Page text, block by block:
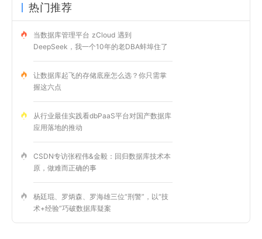
热门推荐
当数据库管理平台 zCloud 遇到
DeepSeek，我一个10年的老DBA蚌埠住了
让数据库起飞的存储底座怎么选？你只需掌
握这六点
从行业最佳实践看dbPaaS平台对国产数据库
应用落地的推动
CSDN专访张程伟&金毅：回归数据库技术本
原，做难而正确的事
杨廷琨、罗炳森、罗海雄三位“刑警”，以“技
术+经验”巧破数据库疑案